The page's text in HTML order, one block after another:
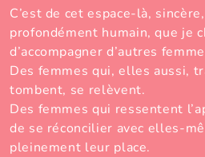
C’est de cet espace-là,
profondément humain, que je
d’accompagner d’autres
Des femmes qui, elles aussi,
tombent, se relèvent.
Des femmes qui ressentent
de se réconcilier avec elles-
pleinement leur place.